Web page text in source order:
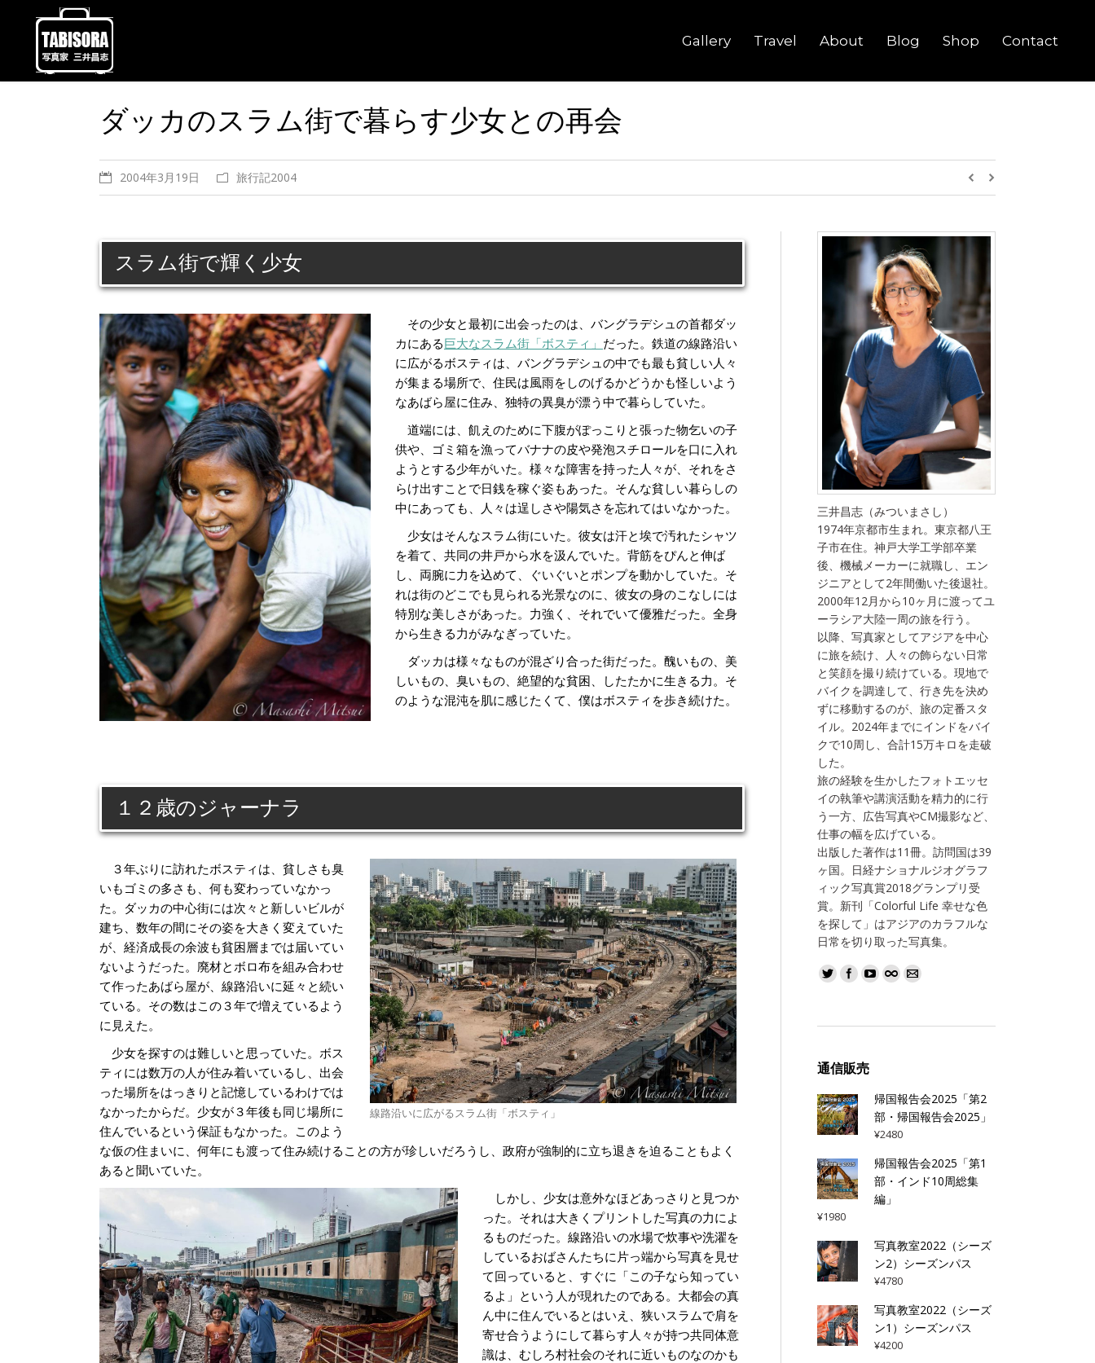
Gallery Travel About Blog Shop Contact
ダッカのスラム街で暮らす少女との再会
2004年3月19日 旅行記2004
スラム街で輝く少女
その少女と最初に出会ったのは、バングラデシュの首都ダッ
カにある巨大なスラム街「ボスティ」 だった。鉄道の線路沿い
に広がるボスティは、バングラデシュの中でも最も貧しい人々
が集まる場所で、住民は風雨をしのげるかどうかも怪しいよう
なあばら屋に住み、独特の異臭が漂う中で暮らしていた。
道端には、飢えのために下腹がぽっこりと張った物乞いの子
供や、ゴミ箱を漁ってバナナの皮や発泡スチロールを口に入れ
ようとする少年がいた。様々な障害を持った人々が、それをさ
らけ出すことで日銭を稼ぐ姿もあった。そんな貧しい暮らしの
中にあっても、人々は逞しさや陽気さを忘れてはいなかった。
少女はそんなスラム街にいた。彼女は汗と埃で汚れたシャツ
を着て、共同の井戸から水を汲んでいた。背筋をぴんと伸ば
し、両腕に力を込めて、ぐいぐいとポンプを動かしていた。そ
れは街のどこでも見られる光景なのに、彼女の身のこなしには
特別な美しさがあった。力強く、それでいて優雅だった。全身
から生きる力がみなぎっていた。
ダッカは様々なものが混ざり合った街だった。醜いもの、美
しいもの、臭いもの、絶望的な貧困、したたかに生きる力。そ
のような混沌を肌に感じたくて、僕はボスティを歩き続けた。
１２歳のジャーナラ
線路沿いに広がるスラム街「ボスティ」
３年ぶりに訪れたボスティは、貧しさも臭
いもゴミの多さも、何も変わっていなかっ
た。ダッカの中心街には次々と新しいビルが
建ち、数年の間にその姿を大きく変えていた
が、経済成長の余波も貧困層までは届いてい
ないようだった。廃材とボロ布を組み合わせ
て作ったあばら屋が、線路沿いに延々と続い
ている。その数はこの３年で増えているよう
に見えた。
少女を探すのは難しいと思っていた。ボス
ティには数万の人が住み着いているし、出会
った場所をはっきりと記憶しているわけでは
なかったからだ。少女が３年後も同じ場所に
住んでいるという保証もなかった。このよう
な仮の住まいに、何年にも渡って住み続けることの方が珍しいだろうし、政府が強制的に立ち退きを迫ることもよく
あると聞いていた。
しかし、少女は意外なほどあっさりと見つか
った。それは大きくプリントした写真の力によ
るものだった。線路沿いの水場で炊事や洗濯を
しているおばさんたちに片っ端から写真を見せ
て回っていると、すぐに「この子なら知ってい
るよ」という人が現れたのである。大都会の真
ん中に住んでいるとはいえ、狭いスラムで肩を
寄せ合うようにして暮らす人々が持つ共同体意
識は、むしろ村社会のそれに近いものなのかも
三井昌志（みついまさし）
1974年京都市生まれ。東京都八王
子市在住。神戸大学工学部卒業
後、機械メーカーに就職し、エン
ジニアとして2年間働いた後退社。
2000年12月から10ヶ月に渡ってユ
ーラシア大陸一周の旅を行う。
以降、写真家としてアジアを中心
に旅を続け、人々の飾らない日常
と笑顔を撮り続けている。現地で
バイクを調達して、行き先を決め
ずに移動するのが、旅の定番スタ
イル。2024年までにインドをバイ
クで10周し、合計15万キロを走破
した。
旅の経験を生かしたフォトエッセ
イの執筆や講演活動を精力的に行
う一方、広告写真やCM撮影など、
仕事の幅を広げている。
出版した著作は11冊。訪問国は39
ヶ国。日経ナショナルジオグラフ
ィック写真賞2018グランプリ受
賞。新刊「Colorful Life 幸せな色
を探して」はアジアのカラフルな
日常を切り取った写真集。
通信販売
帰国報告会2025「第2
部・帰国報告会2025」
¥2480
帰国報告会2025「第1
部・インド10周総集
編」
¥1980
写真教室2022（シーズ
ン2）シーズンパス
¥4780
写真教室2022（シーズ
ン1）シーズンパス
¥4200